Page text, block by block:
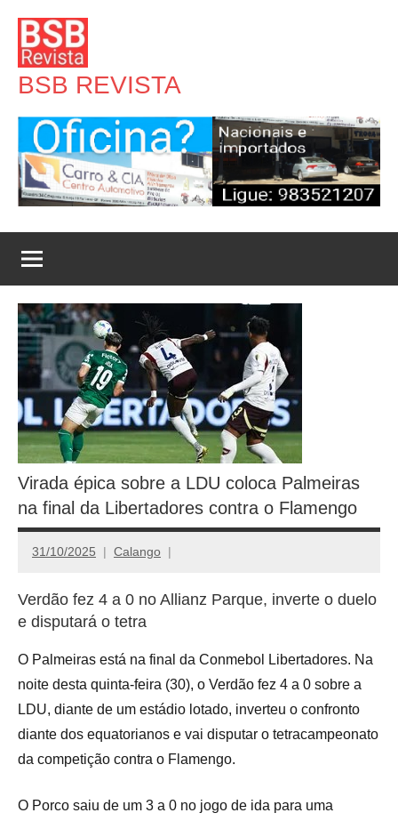
para
conteúdo
BSB REVISTA
Virada épica sobre a LDU coloca Palmeiras
na final da Libertadores contra o Flamengo
31/10/2025 Calango
Verdão fez 4 a 0 no Allianz Parque, inverte o duelo
e disputará o tetra
O Palmeiras está na final da Conmebol Libertadores. Na
noite desta quinta-feira (30), o Verdão fez 4 a 0 sobre a
LDU, diante de um estádio lotado, inverteu o confronto
diante dos equatorianos e vai disputar o tetracampeonato
da competição contra o Flamengo.
O Porco saiu de um 3 a 0 no jogo de ida para uma